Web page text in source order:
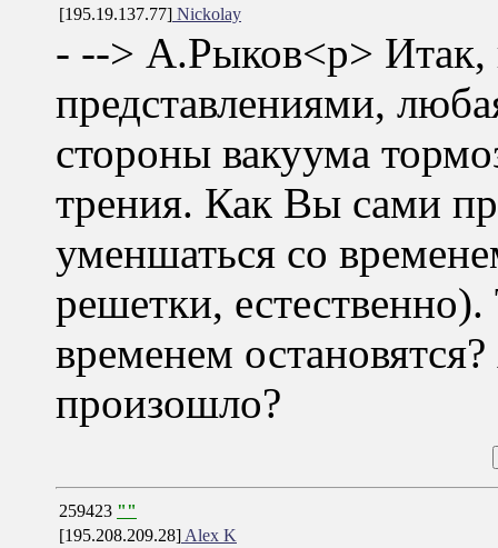
[195.19.137.77] Nickolay
- --> А.Рыков<p> Итак,
представлениями,
стороны вакуума
трения. Как Вы сами
уменшаться со
решетки,
временем
произошло?
259423 ""
[195.208.209.28] Alex K